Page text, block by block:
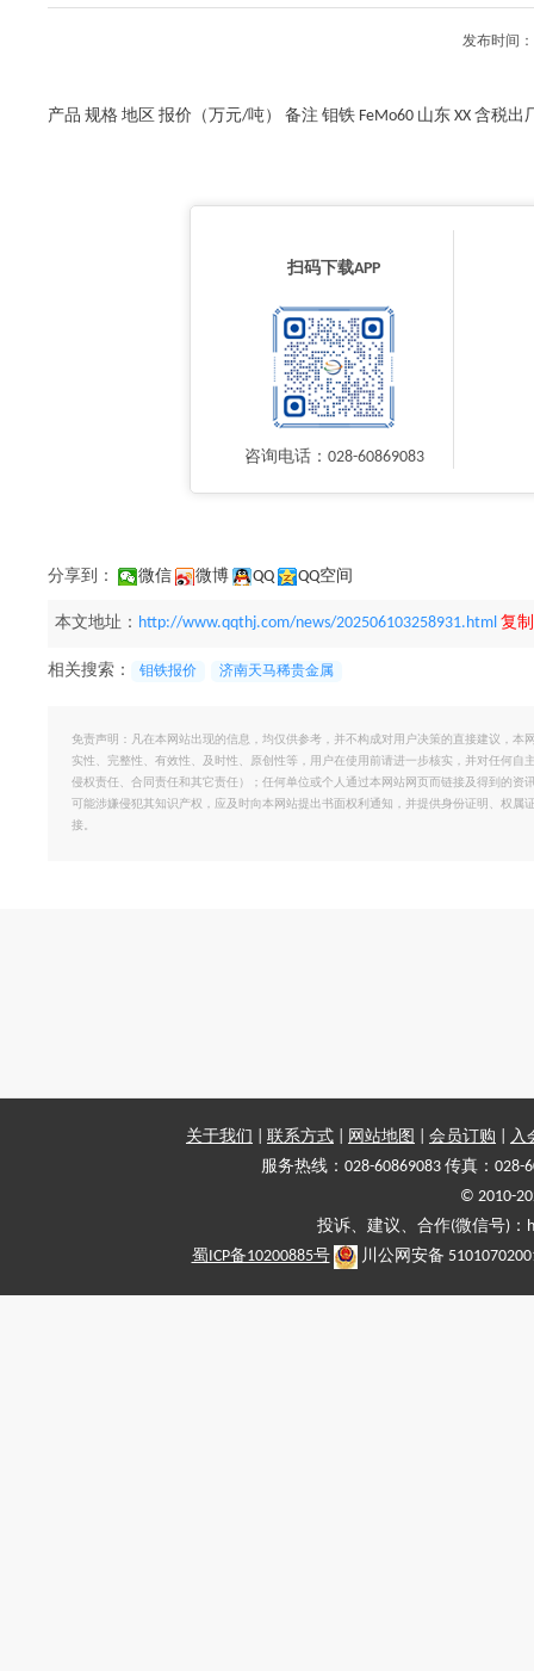
发布时间
产品 规格 地区 报价（万元/吨） 备注 钼铁 FeMo60 山东 XX 含税出
扫码下载APP
咨询电话：028-60869083
分享到： 微信 微博 QQ QQ空间
本文地址： http://www.qqthj.com/news/202506103258931.html 复
相关搜索： 钼铁报价 济南天马稀贵金属
免责声明：凡在本网站出现的信息，均仅供参考，并不构成对用户决策的直接建议，
实性、完整性、有效性、及时性、原创性等，用户在使用前请进一步核实，并对任何
侵权责任、合同责任和其它责任）；任何单位或个人通过本网站网页而链接及得到的
可能涉嫌侵犯其知识产权，应及时向本网站提出书面权利通知，并提供身份证明、权
接。
关于我们 联系方式 网站地图 会员订购
入
服务热线：028-60869083 传真：028-
© 2010-
投诉、建议、合作(微信号)
蜀ICP备10200885号
川公网安备